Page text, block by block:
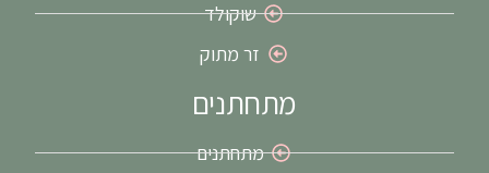
שוקולד
זר מתוק
מתחתנים
מתחתנים